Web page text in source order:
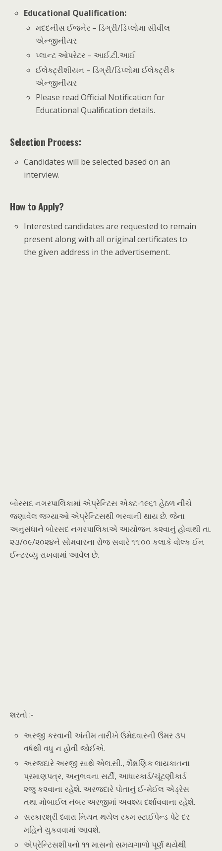
Educational Qualification:
મદદનીસ ઈજનેર – ડિગ્રી/ડિપ્લોમા સીવીલ
એન્જીનીયર
પ્લાન્ટ ઓપરેટર – આઈ.ટી.આઈ
ઈલેક્ટ્રીશીયન – ડિગ્રી/ડિપ્લોમા ઈલેક્ટ્રીક
એન્જીનીયર
Please read Official Notification for
Educational Qualification details.
Selection Process:
Candidates will be selected based on an
interview.
How to Apply?
Interested candidates are requested to remain
present along with all original certificates to
the given address in the advertisement.
બોરસદ નગરપાલિકામાં એપ્રેન્ટિસ એક્ટ-૧૯૬૧ હેઠળ નીચે
જણાવેલ જગ્યાઓ એપ્રેન્ટિસથી ભરવાની થાય છે. જેના
અનુસંધાને બોરસદ નગરપાલિકાએ આયોજન ક૨વાનું હોવાથી તા.
૨૩/૦૯/૨૦૨૪ને સોમવારના રોજ સવારે ૧૧:૦૦ કલાકે વોલ્ક ઈન
ઈન્ટરવ્યુ રાખવામાં આવેલ છે.
શરતો :-
અરજી કરવાની અંતીમ તારીખે ઉમેદવારની ઉંમર ૩૫
વર્ષથી વધુ ન હોવી જોઈએ.
અરજદારે અરજી સાથે એલ.સી., શૈક્ષણિક લાયકાતના
પ્રમાણપત્ર, અનુભવના સર્ટી, આધારકાર્ડ/ચૂંટણીકાર્ડ
૨જુ ક૨વાના રહેશે. અરજદારે પોતાનું ઈ-મેઈલ એડ્રેસ
તથા મોબાઈલ નંબર અરજીમાં અવશ્ય દર્શાવવાના રહેશે.
સરકારશ્રી ધ્વારા નિયત થયેલ રકમ સ્ટાઈપેન્ડ પેટે દર
મહિને ચુકવવામાં આવશે.
એપ્રેન્ટિસશીપનો ૧૧ માસનો સમયગાળો પૂર્ણ થયેથી